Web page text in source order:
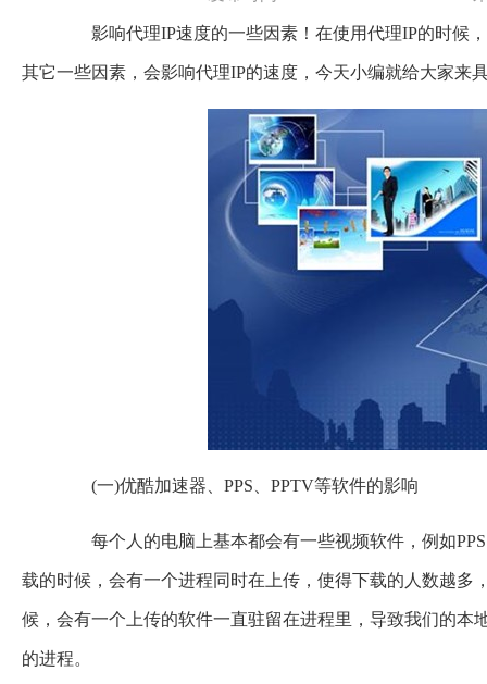
影响代理IP速度的一些因素！在使用代理IP的时候
其它一些因素，会影响代理IP的速度，今天小编就给大家来
(一)优酷加速器、PPS、PPTV等软件的影响
每个人的电脑上基本都会有一些视频软件，例如PPS
载的时候，会有一个进程同时在上传，使得下载的人数越多
候，会有一个上传的软件一直驻留在进程里，导致我们的本
的进程。